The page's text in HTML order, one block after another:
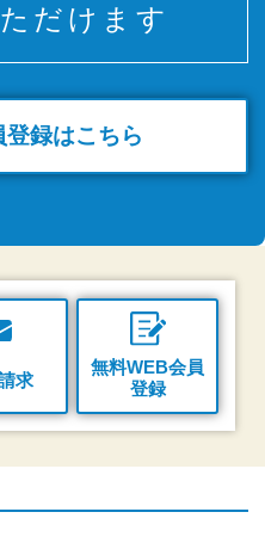
だけます
登録はこちら
求
無料WEB会員
登録